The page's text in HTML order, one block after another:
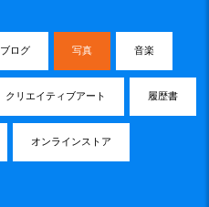
ブログ 写真 音楽
クリエイティブアート 履歴書
オンラインストア